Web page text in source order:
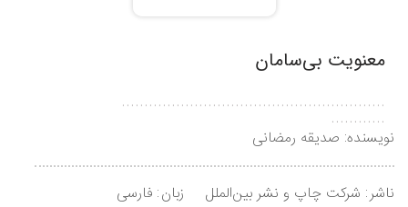
معنویت بی‌سامان
..........................................................
............
نویسنده: صدیقه رمضانی
ناشر شرکت چاپ و نشر بین‌الملل زبان فارسی